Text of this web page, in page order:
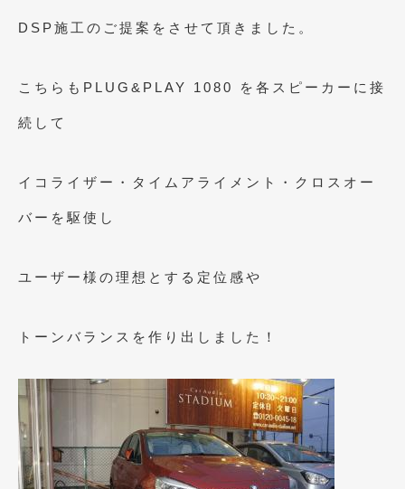
2018年2月 (8)
2018年1月
2017年11月(4)
2017年10月
2017年5月 (5)
2017年4月(1)
2017年3月(2)
DSP施工のご提案をさせて頂きました。
こちらもPLUG&PLAY 1080 を各スピーカーに接
続して
イコライザー・タイムアライメント・クロスオー
バーを駆使し
ユーザー様の理想とする定位感や
トーンバランスを作り出しました！